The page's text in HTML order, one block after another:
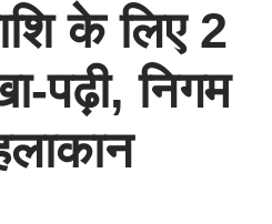
के लिए 2
पढ़ी, निगम